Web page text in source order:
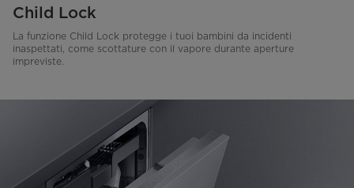
Child Lock
La funzione Child Lock protegge i tuoi bambini da incidenti
inaspettati, come scottature con il vapore durante aperture
impreviste.